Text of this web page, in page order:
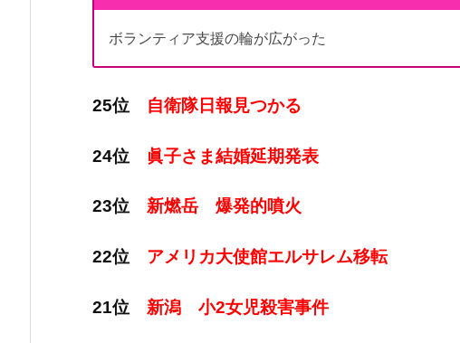
ボランティア支援の輪が広がった
25位 自衛隊日報見つかる
24位 眞子さま結婚延期発表
23位 新燃岳 爆発的噴火
22位 アメリカ大使館エルサレム移転
21位 新潟 小2女児殺害事件